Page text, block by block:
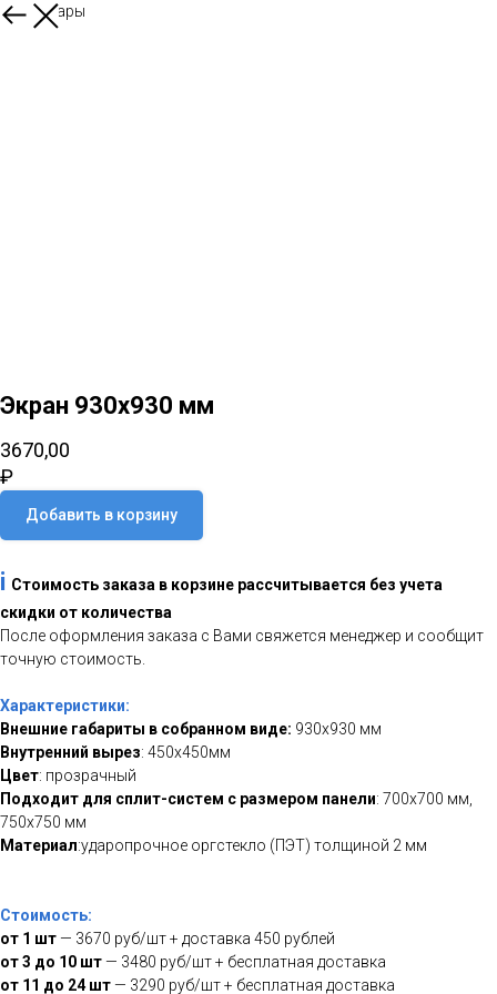
Все товары
Экран 930х930 мм
3670,00
₽
Добавить в корзину
i Стоимость заказа в корзине рассчитывается без учета
скидки от количества
После оформления заказа с Вами свяжется менеджер и сообщит
точную стоимость.
Характеристики:
Внешние габариты в собранном виде: 930х930 мм
Внутренний вырез: 450х450мм
Цвет: прозрачный
Подходит для сплит-систем с размером панели: 700х700 мм,
750х750 мм
Материал:ударопрочное оргстекло (ПЭТ) толщиной 2 мм
Стоимость:
от 1 шт— 3670 руб/шт + доставка 450 рублей
от 3 до 10 шт— 3480 руб/шт + бесплатная доставка
от 11 до 24 шт— 3290 руб/шт + бесплатная доставка